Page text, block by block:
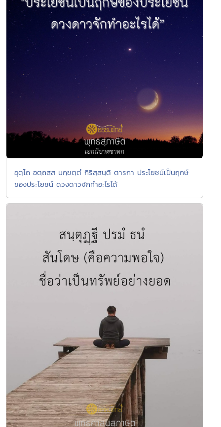
อุตฺโถ อตฺถสฺส นกฺขตฺตํ กิริสฺสนฺติ ตารกา ประโยชน์เป็นฤกษ์
ของประโยชน์ ดวงดาวจักทำอะไรได้